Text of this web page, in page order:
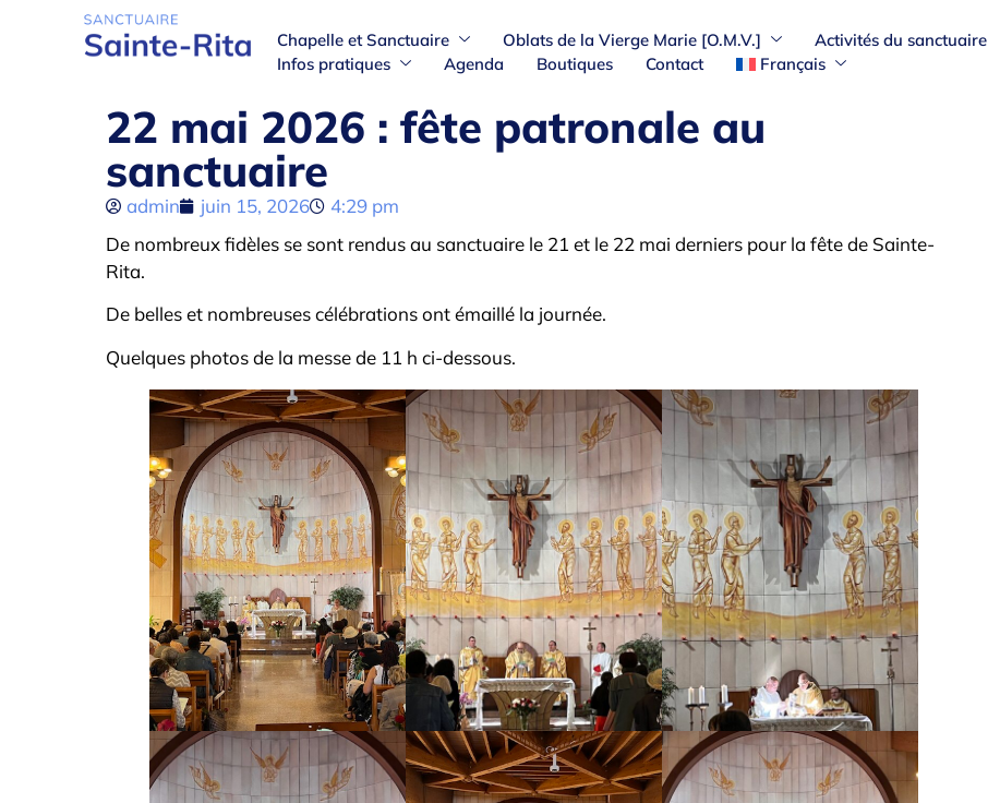
Chapelle et Sanctuaire Oblats de la Vierge Marie [O.M.V.]
Activités du sanctuaire
Infos pratiques
Agenda Boutiques Contact Français
22 mai 2026 : fête patronale au
sanctuaire
admin juin 15, 2026
4:29 pm
De nombreux fidèles se sont rendus au sanctuaire le 21 et le 22 mai derniers pour la fête de Sainte-
Rita.
De belles et nombreuses célébrations ont émaillé la journée.
Quelques photos de la messe de 11 h ci-dessous.